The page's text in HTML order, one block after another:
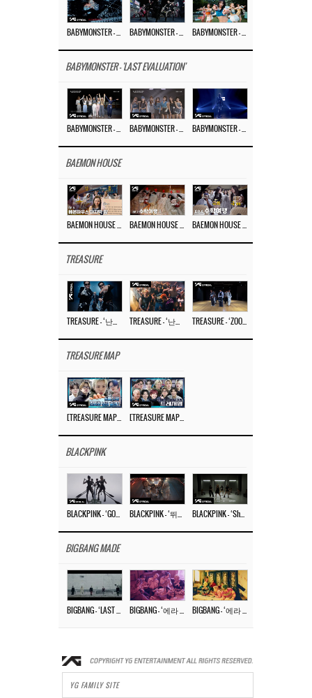
BABYMONSTER - 'LAST EVALUATION'
BAEMON HOUSE
TREASURE
TREASURE MAP
BLACKPINK
BIGBANG MADE
YG FAMILY SITE